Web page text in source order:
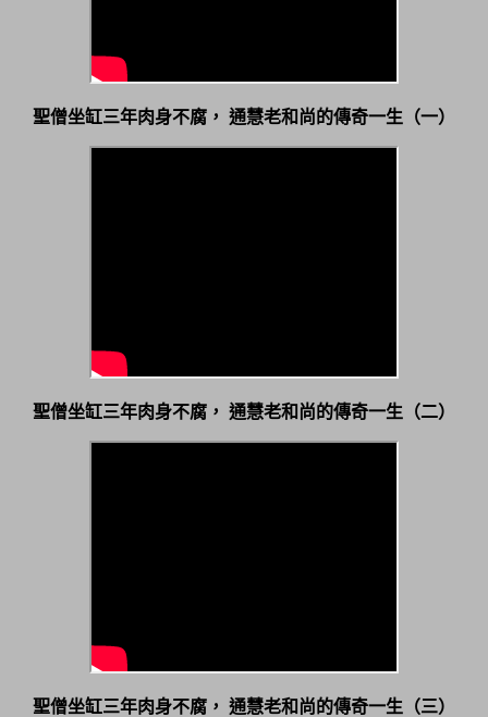
聖僧坐缸三年肉身不腐， 通慧老和尚的傳奇一生（一）
聖僧坐缸三年肉身不腐， 通慧老和尚的傳奇一生（二）
聖僧坐缸三年肉身不腐， 通慧老和尚的傳奇一生（三）